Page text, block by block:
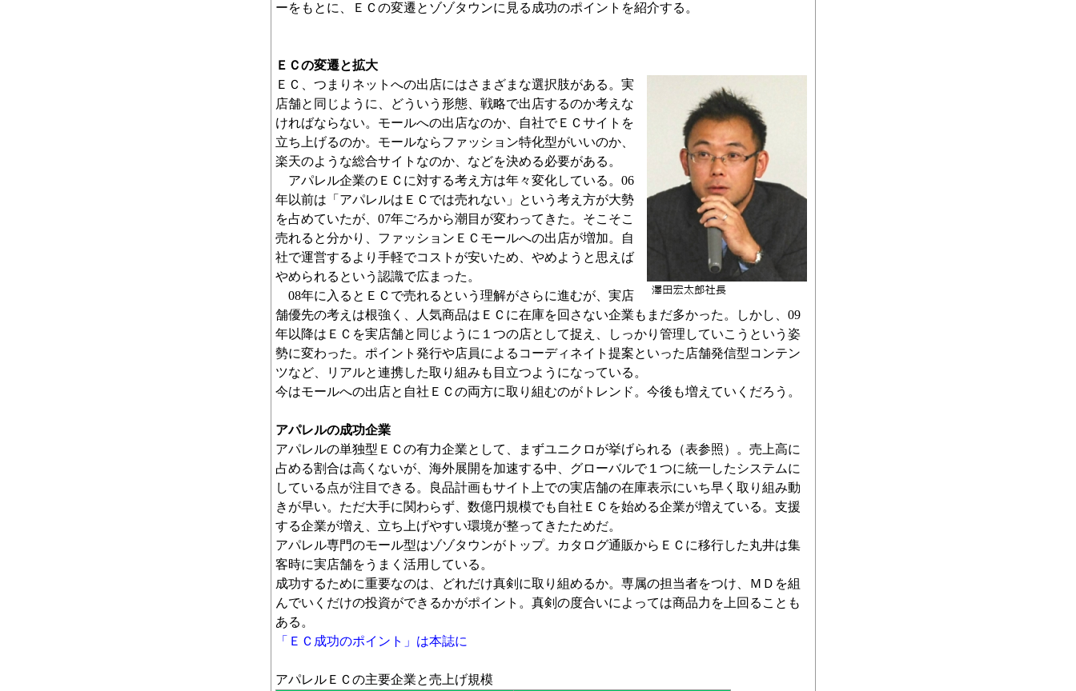
ーをもとに、ＥＣの変遷とゾゾタウンに見る成功のポイントを紹介する。
ＥＣの変遷と拡大
ＥＣ、つまりネットへの出店にはさまざまな選択肢がある。実
店舗と同じように、どういう形態、戦略で出店するのか考えな
ければならない。モールへの出店なのか、自社でＥＣサイトを
立ち上げるのか。モールならファッション特化型がいいのか、
楽天のような総合サイトなのか、などを決める必要がある。
アパレル企業のＥＣに対する考え方は年々変化している。06
年以前は「アパレルはＥＣでは売れない」という考え方が大勢
を占めていたが、07年ごろから潮目が変わってきた。そこそこ
売れると分かり、ファッションＥＣモールへの出店が増加。自
社で運営するより手軽でコストが安いため、やめようと思えば
やめられるという認識で広まった。
08年に入るとＥＣで売れるという理解がさらに進むが、実店
舗優先の考えは根強く、人気商品はＥＣに在庫を回さない企業もまだ多かった。しかし、09
年以降はＥＣを実店舗と同じように１つの店として捉え、しっかり管理していこうという姿
勢に変わった。ポイント発行や店員によるコーディネイト提案といった店舗発信型コンテン
ツなど、リアルと連携した取り組みも目立つようになっている。
今はモールへの出店と自社ＥＣの両方に取り組むのがトレンド。今後も増えていくだろう。
アパレルの成功企業
アパレルの単独型ＥＣの有力企業として、まずユニクロが挙げられる（表参照）。売上高に
占める割合は高くないが、海外展開を加速する中、グローバルで１つに統一したシステムに
している点が注目できる。良品計画もサイト上での実店舗の在庫表示にいち早く取り組み動
きが早い。ただ大手に関わらず、数億円規模でも自社ＥＣを始める企業が増えている。支援
する企業が増え、立ち上げやすい環境が整ってきたためだ。
アパレル専門のモール型はゾゾタウンがトップ。カタログ通販からＥＣに移行した丸井は集
客時に実店舗をうまく活用している。
成功するために重要なのは、どれだけ真剣に取り組めるか。専属の担当者をつけ、ＭＤを組
んでいくだけの投資ができるかがポイント。真剣の度合いによっては商品力を上回ることも
ある。
「ＥＣ成功のポイント」は本誌に
アパレルＥＣの主要企業と売上げ規模